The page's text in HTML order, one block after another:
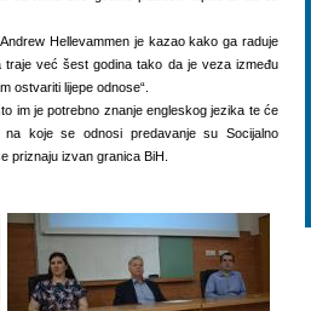
Hellevammen je kazao kako ga raduje
traje već šest godina tako da je veza između
ostvariti lijepe odnose“.
im je potrebno znanje engleskog jezika te će
koje se odnosi predavanje su Socijalno
priznaju izvan granica BiH.